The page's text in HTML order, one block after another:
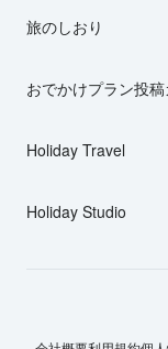
旅のしおり
おでかけプラン投
Holiday Travel
Holiday Studio